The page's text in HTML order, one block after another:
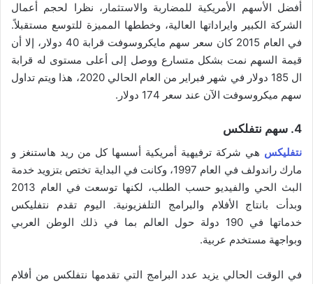
أفضل الأسهم الأمريكية للمضاربة والاستثمار، نظرا لحجم أعمال
الشركة الكبير وايراداتها العالية، وخططها المميزة للتوسع مستقبلاً.
في العام 2015 كان سعر سهم مايكروسوفت قرابة 40 دولار، إلا أن
قيمة السهم نمت بشكل متسارع ووصل إلى أعلى مستوى له قرابة
ال 185 دولار في شهر فبراير من العام الحالي 2020، هذا ويتم تداول
سهم ميكروسوفت الآن عند سعر 174 دولار.
4. سهم نتفلكس
نتفليكس هي شركة ترفيهية أمريكية أسسها كل من ريد هاستنغز و
مارك راندولف في العام 1997، وكانت في البداية تختص بتزويد خدمة
البث الحي والفيديو حسب الطلب، لكنها توسعت في العام 2013
وبدأت بانتاج الأفلام والبرامج التلفزيونية. اليوم تقدم نتفليكس
خدماتها في 190 دولة حول العالم بما في ذلك الوطن العربي
وبواجهة مستخدم عربية.
في الوقت الحالي يزيد عدد البرامج التي تقدمها نتفلكس من أفلام